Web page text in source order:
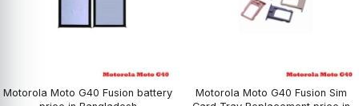
Motorola Moto G40 Fusion battery
Motorola Moto G40 Fusion Sim